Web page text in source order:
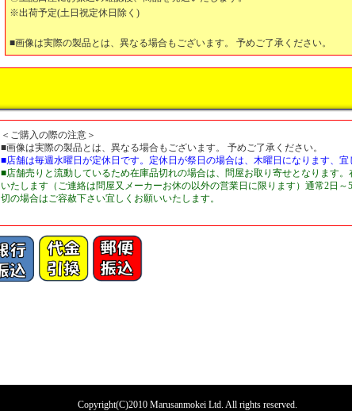
※出荷予定(土日祝定休日除く)
■画像は実際の製品とは、異なる場合もございます。 予めご了承ください。
＜ご購入の際の注意＞
■画像は実際の製品とは、異なる場合もございます。 予めご了承ください。
■店舗は毎週水曜日が定休日です。定休日が祭日の場合は、木曜日になります、宜
■店舗売りと流動しているため在庫品切れの場合は、問屋お取り寄せとなります
いたします（ご連絡は問屋又メーカーお休の以外の営業日に限ります）通常2日
切の場合はご容赦下さい宜しくお願いいたします。
Copyright(C)2010 Marusanmokei Ltd. All rights reserved.